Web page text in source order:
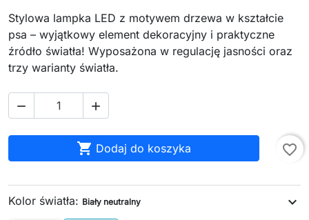
Stylowa lampka LED z motywem drzewa w kształcie
psa – wyjątkowy element dekoracyjny i praktyczne
źródło światła! Wyposażona w regulację jasności oraz
trzy warianty światła.
 
 Dodaj do koszyka favorite_border
Kolor światła: Biały neutralny expand_more